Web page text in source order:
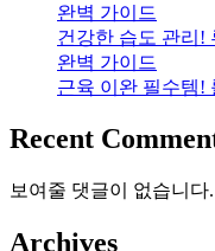
완벽 가이드
건강한 습도 관리!
완벽 가이드
근육 이완 필수템!
Recent
보여줄 댓글이 없습니다.
Archives